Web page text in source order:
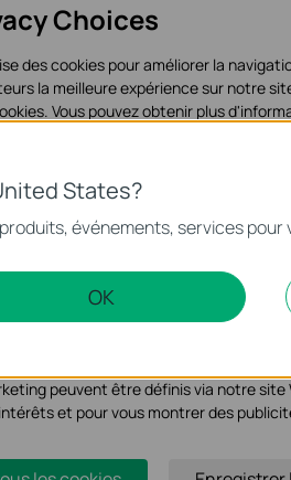
States?
événements, services pour
OK
Choices
des cookies pour améliorer la
la meilleure expérience sur notre
Vous pouvez obtenir plus
et marketing
peuvent être définis via notre
et pour vous montrer des